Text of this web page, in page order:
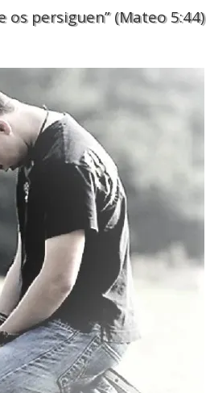
persiguen” (Mateo 5:44)